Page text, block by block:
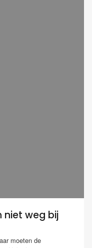
niet weg bij
moeten de